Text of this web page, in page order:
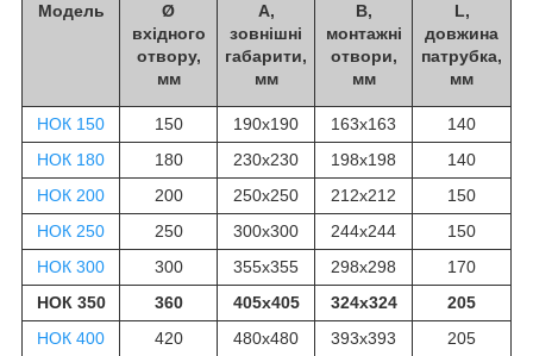
Модель
Ø
вхідного
отвору,
мм
А,
зовнішні
габарити,
мм
В,
монтажні
отвори,
мм
L,
довжина
патрубка,
мм
НОК 150 150 190х190 163х163
140
НОК 180
180 230х230 198х198
140
НОК 200
200 250х250 212х212
150
НОК 250
250 300х300 244х244
150
НОК 300
300 355х355 298х298
170
НОК 350
360 405х405 324х324
205
НОК 400
420 480х480 393х393 205